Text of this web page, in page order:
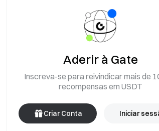
Aderir à Gate
Inscreva-se para reivindicar mais de
recompensas em USDT
Criar Conta Iniciar